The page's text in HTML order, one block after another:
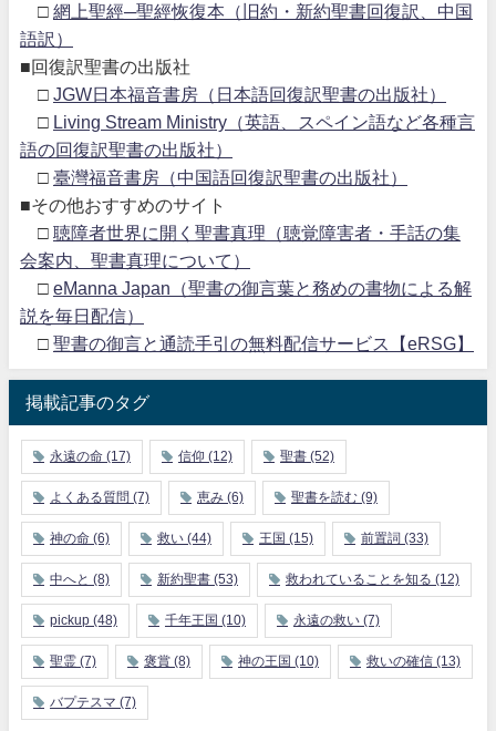
□ 網上聖經─聖經恢復本（旧約・新約聖書回復訳、中国
語訳）
■回復訳聖書の出版社
□ JGW日本福音書房（日本語回復訳聖書の出版社）
□ Living Stream Ministry（英語、スペイン語など各種言
語の回復訳聖書の出版社）
□ 臺灣福音書房（中国語回復訳聖書の出版社）
■その他おすすめのサイト
□ 聴障者世界に開く聖書真理（聴覚障害者・手話の集
会案内、聖書真理について）
□ eManna Japan（聖書の御言葉と務めの書物による解
説を毎日配信）
□ 聖書の御言と通読手引の無料配信サービス【eRSG】
掲載記事のタグ
永遠の命 (17) 信仰 (12) 聖書 (52)
よくある質問 (7) 恵み (6) 聖書を読む (9)
神の命 (6) 救い (44) 王国 (15) 前置詞 (33)
中へと (8) 新約聖書 (53) 救われていることを知る (12)
pickup (48) 千年王国 (10) 永遠の救い (7)
聖霊 (7) 褒賞 (8) 神の王国 (10) 救いの確信 (13)
バプテスマ (7)